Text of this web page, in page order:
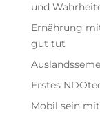
und
Ernährung
gut tut
Erstes
Mobil sein